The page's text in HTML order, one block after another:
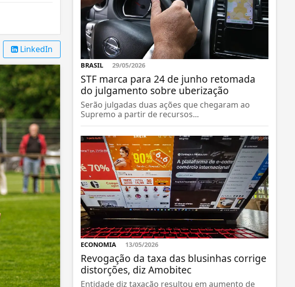
LinkedIn
BRASIL 29/05/2026
STF marca para 24 de junho retomada
do julgamento sobre uberização
Serão julgadas duas ações que chegaram ao
Supremo a partir de recursos...
ECONOMIA 13/05/2026
Revogação da taxa das blusinhas corrige
distorções, diz Amobitec
Entidade diz taxação resultou em aumento de